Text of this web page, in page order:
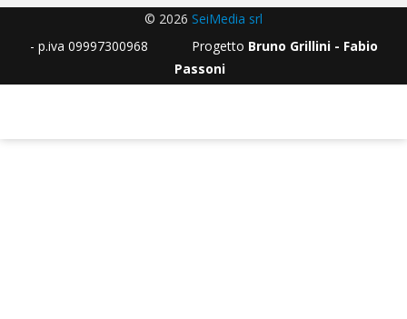
© 2026 SeiMedia srl
- p.iva 09997300968 Progetto Bruno Grillini - Fabio
Passoni